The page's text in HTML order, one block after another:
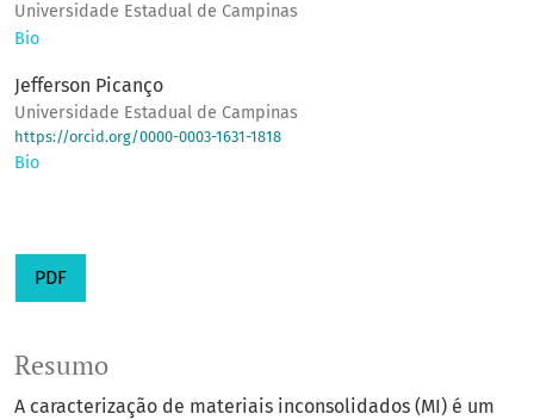
Universidade Estadual de Campinas
Bio
Jefferson Picanço
Universidade Estadual de Campinas
https://orcid.org/0000-0003-1631-1818
Bio
PDF
Resumo
A caracterização de materiais inconsolidados (MI) é um